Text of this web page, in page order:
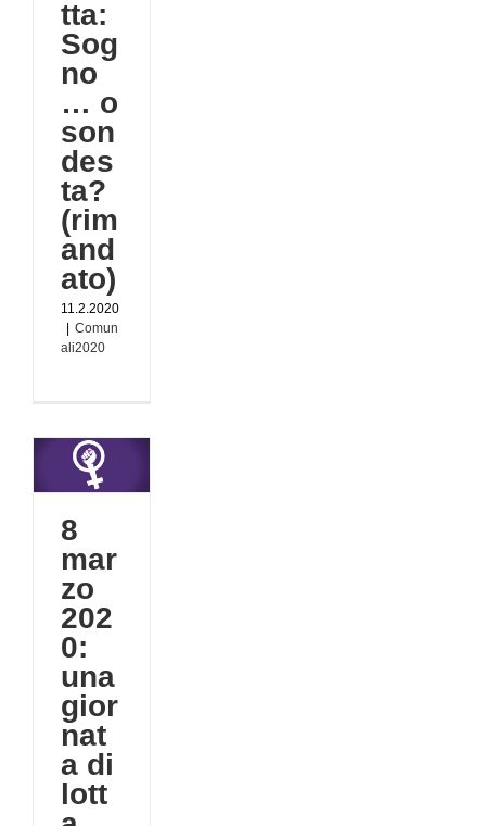
tta:
Sog
no
… o
son
des
ta?
(rim
and
ato)
11.2.2020
| Comun
ali2020
8
mar
zo
202
0:
una
gior
nat
a di
lott